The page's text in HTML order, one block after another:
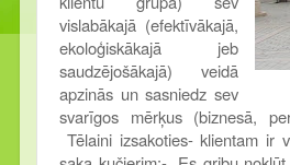
vislabākajā (efektīvākajā,
ekoloģiskākajā jeb
saudzējošākajā) veidā
apzinās un sasniedz sev
svarīgos mērķus (biznesā,
Tēlaini izsakoties- klientam ir